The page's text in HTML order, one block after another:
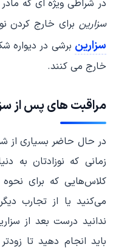
در شراطی ویژه ای که مادر
سزارین برای خارج کردن
سزارین برشی در دیواره
خارج می کنند.
مراقبت های پس از
در حال حاضر بسیاری از
زمانی که نوزادتان به
کلاس‌هایی که برای
می‌کنید یا از تجارب
ندانید درست بعد از
باید انجام دهید تا